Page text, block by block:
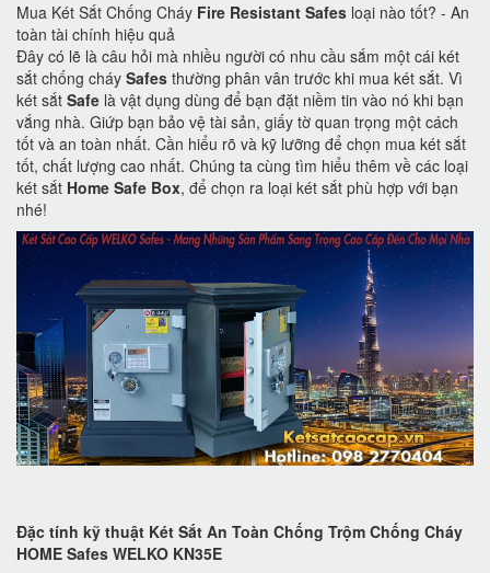
Mua Két Sắt Chống Cháy Fire Resistant Safes loại nào tốt? - An
toàn tài chính hiệu quả
Đây có lẽ là câu hỏi mà nhiều người có nhu cầu sắm một cái két
sắt chống cháy Safes thường phân vân trước khi mua két sắt. Vì
két sắt Safe là vật dụng dùng để bạn đặt niềm tin vào nó khi bạn
vắng nhà. Giứp bạn bảo vệ tài sản, giấy tờ quan trọng một cách
tốt và an toàn nhất. Cần hiểu rõ và kỹ lưỡng để chọn mua két sắt
tốt, chất lượng cao nhất. Chúng ta cùng tìm hiểu thêm về các loại
két sắt Home Safe Box, để chọn ra loại két sắt phù hợp với bạn
nhé!
Đặc tính kỹ thuật Két Sắt An Toàn Chống Trộm Chống Cháy
HOME Safes WELKO KN35E